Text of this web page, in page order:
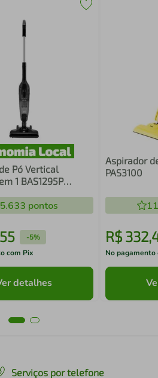
Pó Vertical
1 BAS1295P
pontos
55 -5%
com Pix
detalhes
Aspirador
PAS3100
R$ 332,
No pagamento
Serviços por telefone